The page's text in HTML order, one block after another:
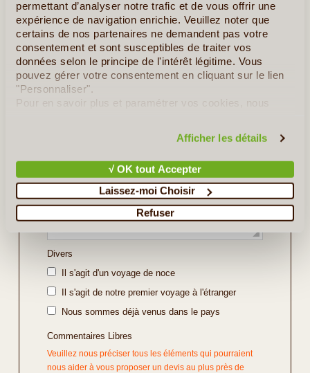
permettant d’analyser notre trafic et de vous offrir une
expérience de navigation enrichie. Veuillez noter que
certains de nos partenaires ne demandent pas votre
consentement et sont susceptibles de traiter vos
données selon le principe de l'intérêt légitime. Vous
pouvez gérer votre consentement en cliquant sur le lien
"Personnaliser".
Pour en savoir plus et paramétrer vos cookies, nous
Afficher les détails
√ OK tout Accepter
Laissez-moi Choisir
Refuser
Indiquez ici les régions ou sites que vous souhaitez
découvrir ou bien l'itinéraire souhaité (soyez le plus
précis possible).
Divers
Il s'agit d'un voyage de noce
Il s'agit de notre premier voyage à l'étranger
Nous sommes déjà venus dans le pays
Commentaires Libres
Veuillez nous préciser tous les éléments qui pourraient
nous aider à vous proposer un devis au plus près de